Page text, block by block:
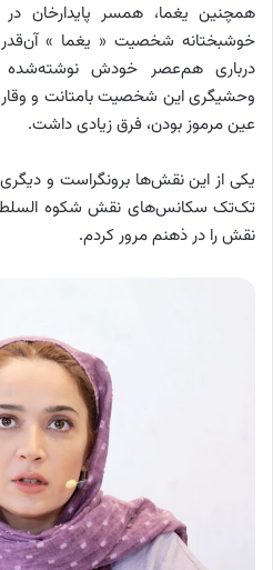
همچنین یغما، همسر پایدارخان
خوشبختانه شخصیت « یغما » آن‌قدر
درباری هم‌عصر خودش نوشته‌شده
وحشیگری این شخصیت بامتانت و
عین مرموز بودن، فرق زیادی داشت.
یکی از این نقش‌ها برونگراست و دیگری
تک‌تک سکانس‌های نقش شکوه
نقش را در ذهنم مرور کردم.